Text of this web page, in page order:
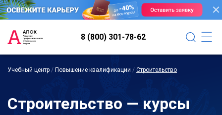
8 (800) 301-78-62
Учебный центр / Повышение квалификации / Строительство
Строительство — курсы